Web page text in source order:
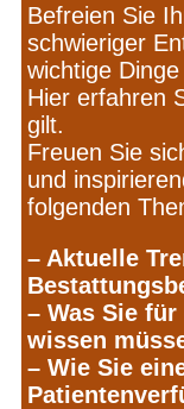
Befreien Sie
schwieriger
wichtige
Hier erfahren
gilt.
Freuen Sie
und
folgenden
– Aktuelle
– Was Sie
wissen
– Wie Sie